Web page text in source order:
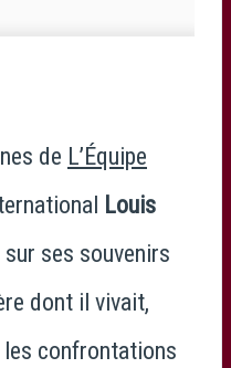
de L’Équipe
Louis
ses souvenirs
dont il vivait,
les confrontations